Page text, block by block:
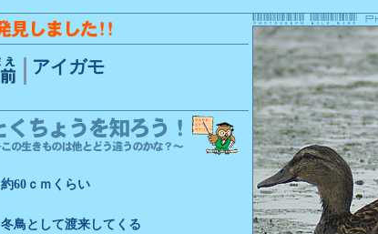
アイガモ
約60ｃｍくらい
冬鳥として渡来してくる